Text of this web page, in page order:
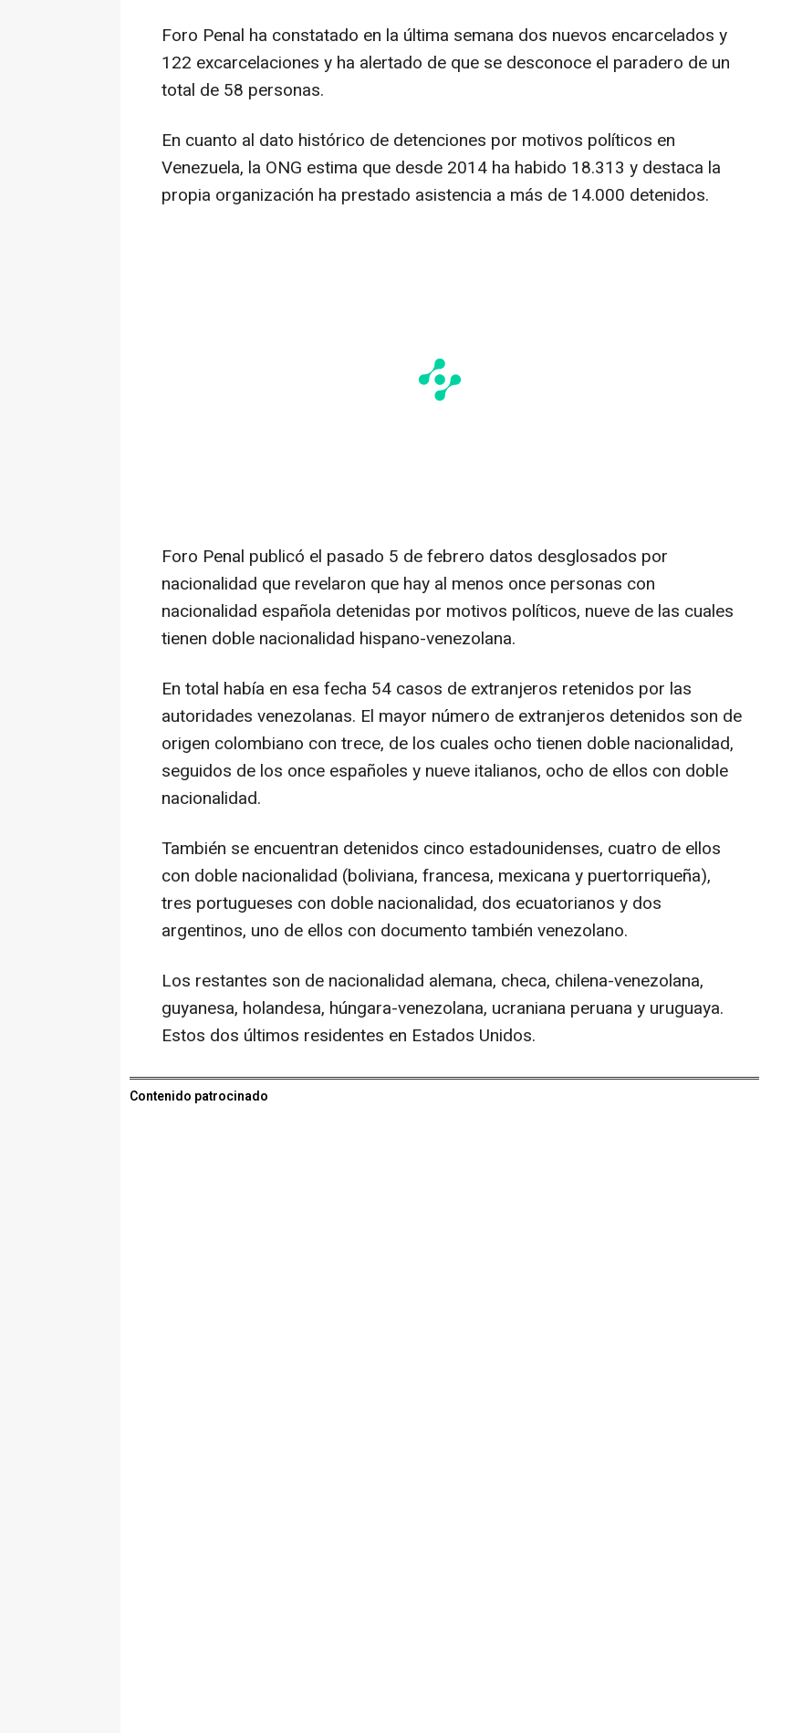
Foro Penal ha constatado en la última semana dos nuevos encarcelados y
122 excarcelaciones y ha alertado de que se desconoce el paradero de un
total de 58 personas.
En cuanto al dato histórico de detenciones por motivos políticos en
Venezuela, la ONG estima que desde 2014 ha habido 18.313 y destaca la
propia organización ha prestado asistencia a más de 14.000 detenidos.
Foro Penal publicó el pasado 5 de febrero datos desglosados por
nacionalidad que revelaron que hay al menos once personas con
nacionalidad española detenidas por motivos políticos, nueve de las cuales
tienen doble nacionalidad hispano-venezolana.
En total había en esa fecha 54 casos de extranjeros retenidos por las
autoridades venezolanas. El mayor número de extranjeros detenidos son de
origen colombiano con trece, de los cuales ocho tienen doble nacionalidad,
seguidos de los once españoles y nueve italianos, ocho de ellos con doble
nacionalidad.
También se encuentran detenidos cinco estadounidenses, cuatro de ellos
con doble nacionalidad (boliviana, francesa, mexicana y puertorriqueña),
tres portugueses con doble nacionalidad, dos ecuatorianos y dos
argentinos, uno de ellos con documento también venezolano.
Los restantes son de nacionalidad alemana, checa, chilena-venezolana,
guyanesa, holandesa, húngara-venezolana, ucraniana peruana y uruguaya.
Estos dos últimos residentes en Estados Unidos.
Contenido patrocinado